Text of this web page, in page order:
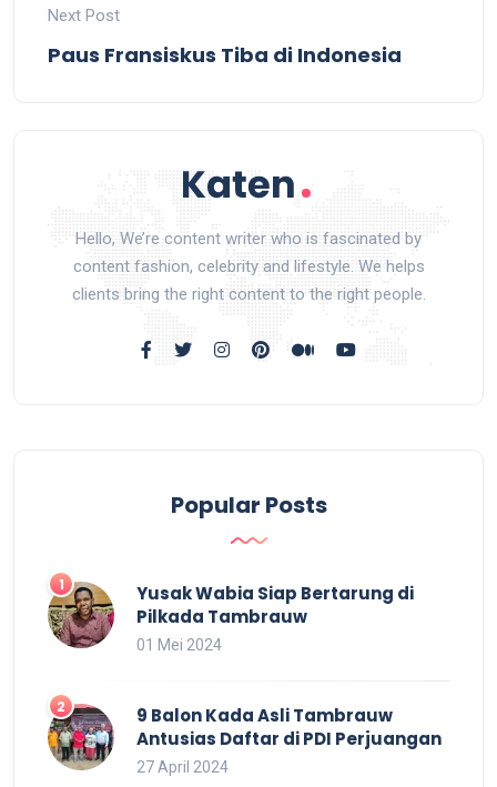
Next Post
Paus Fransiskus Tiba di Indonesia
Hello, We’re content writer who is fascinated by
content fashion, celebrity and lifestyle. We helps
clients bring the right content to the right people.
Popular Posts
Yusak Wabia Siap Bertarung di
Pilkada Tambrauw
01 Mei 2024
9 Balon Kada Asli Tambrauw
Antusias Daftar di PDI Perjuangan
27 April 2024